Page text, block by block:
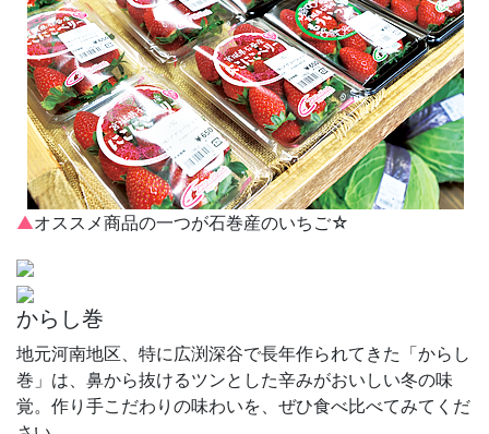
▲オススメ商品の一つが石巻産のいちご☆
からし巻
地元河南地区、特に広渕深谷で長年作られてきた「からし
巻」は、鼻から抜けるツンとした辛みがおいしい冬の味
覚。作り手こだわりの味わいを、ぜひ食べ比べてみてくだ